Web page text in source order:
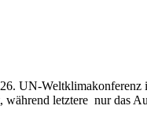
UN-Weltklimakonferenz
letztere nur das